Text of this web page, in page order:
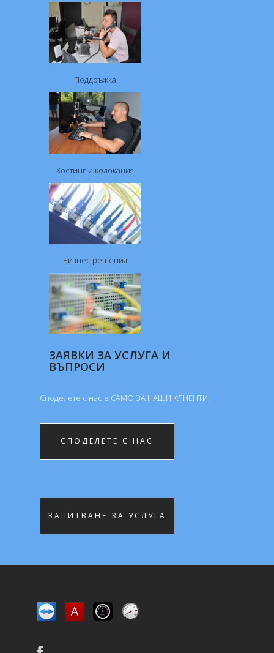
Поддръжка
Хостинг и колокация
Бизнес решения
ЗАЯВКИ ЗА УСЛУГА И
ВЪПРОСИ
Споделете с нас е САМО ЗА НАШИ КЛИЕНTИ.
СПОДЕЛЕТЕ С НАС
ЗАПИТВАНЕ ЗА УСЛУГА